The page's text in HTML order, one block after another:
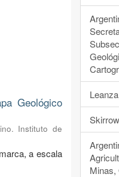
Geológico
Instituto de
a escala
Minas,